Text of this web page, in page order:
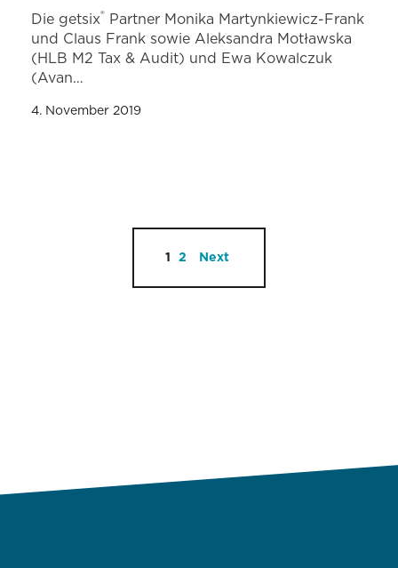
Die getsix® Partner Monika Martynkiewicz-Frank
und Claus Frank sowie Aleksandra Motławska
(HLB M2 Tax & Audit) und Ewa Kowalczuk
(Avan…
4. November 2019
1 2 Next